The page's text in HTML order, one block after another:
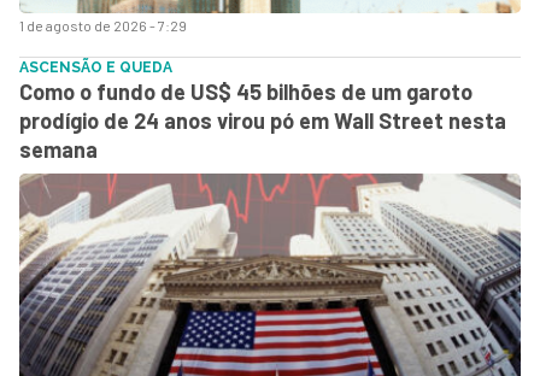
1 de agosto de 2026 - 7:29
ASCENSÃO E QUEDA
Como o fundo de US$ 45 bilhões de um garoto
prodígio de 24 anos virou pó em Wall Street nesta
semana